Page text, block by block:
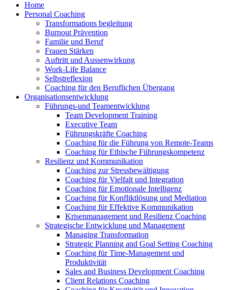
Home
Personal Coaching
Transformations begleitung
Burnout Prävention
Familie und Beruf
Frauen Stärken
Auftritt und Aussenwirkung
Work-Life Balance
Selbstreflexion
Coaching für den Beruflichen Übergang
Organisationsentwicklung
Führungs-und Teamentwicklung
Team Development Training
Executive Team
Führungskräfte Coaching
Coaching für die Führung von Remote-Teams
Coaching für Ethische Führungskompetenz
Resilienz und Kommunikation
Coaching zur Stressbewältigung
Coaching für Vielfalt und Integration
Coaching für Emotionale Intelligenz
Coaching für Konfliktlösung und Mediation
Coaching für Effektive Kommunikation
Krisenmanagement und Resilienz Coaching
Strategische Entwicklung und Management
Managing Transformation
Strategic Planning and Goal Setting Coaching
Coaching für Time-Management und
Produktivität
Sales and Business Development Coaching
Client Relations Coaching